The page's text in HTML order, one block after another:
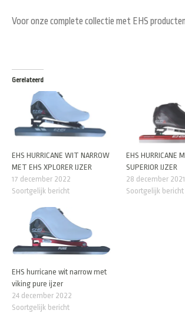
Voor onze complete collectie met EHS
Gerelateerd
EHS HURRICANE WIT NARROW
MET EHS XPLORER IJZER
17 december 2022
Soortgelijk bericht
EHS HURRICANE
SUPERIOR IJZER
28 december 2021
Soortgelijk bericht
EHS hurricane wit narrow met
viking pure ijzer
24 december 2022
Soortgelijk bericht